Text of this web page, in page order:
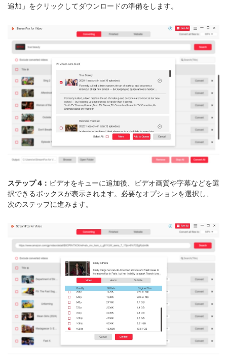
追加」をクリックしてダウンロードの準備をします。
ステップ 4： ビデオをキューに追加後、ビデオ画質や字幕などを選
択できるボックスが表示されます。必要なオプションを選択し、
次のステップに進みます。